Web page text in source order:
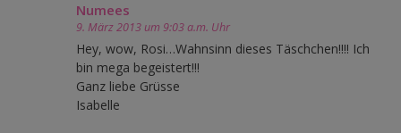
Numees
9. März 2013 um 9:03 a.m. Uhr
Hey, wow, Rosi…Wahnsinn dieses Täschchen!!!! Ich
bin mega begeistert!!!
Ganz liebe Grüsse
Isabelle